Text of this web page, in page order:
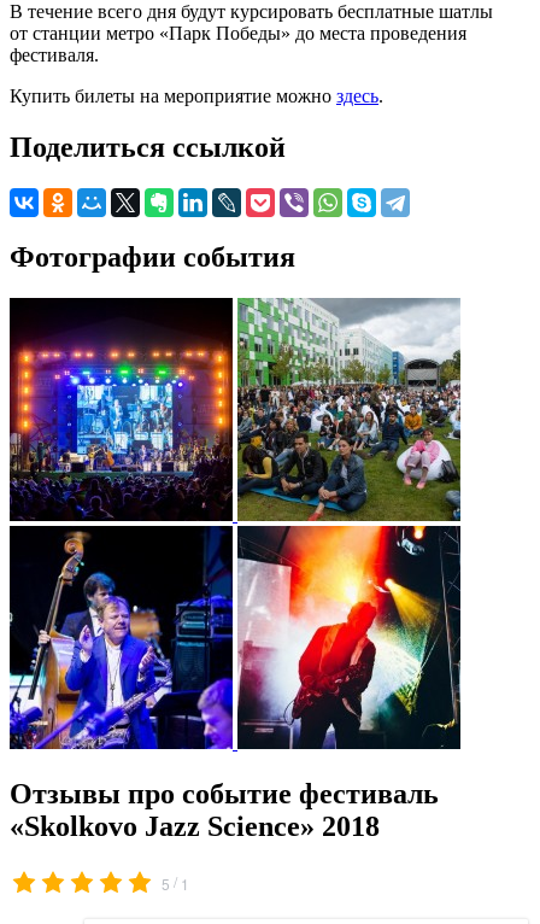
В течение всего дня будут курсировать бесплатные шатлы
от станции метро «Парк Победы» до места проведения
фестиваля.
Купить билеты на мероприятие можно здесь.
Поделиться ссылкой
Фотографии события
Отзывы про событие фестиваль
«Skolkovo Jazz Science» 2018
5 / 1